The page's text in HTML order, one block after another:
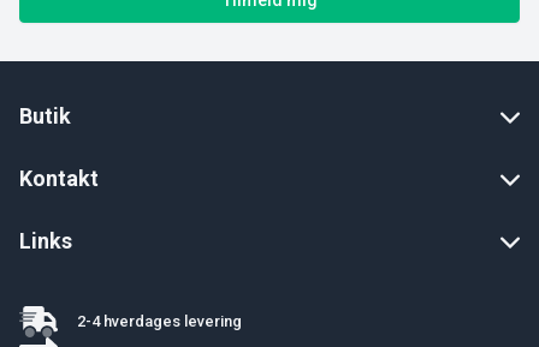
Butik
Kontakt
Links
2-4 hverdages levering